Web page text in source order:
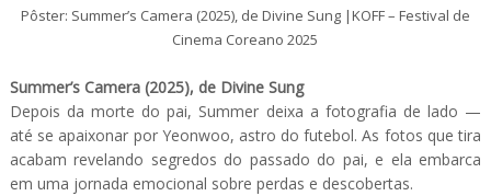
Pôster: Summer’s Camera (2025), de Divine Sung |KOFF – Festival de
Cinema Coreano 2025
Summer’s Camera (2025), de Divine Sung
Depois da morte do pai, Summer deixa a fotografia de lado —
até se apaixonar por Yeonwoo, astro do futebol. As fotos que tira
acabam revelando segredos do passado do pai, e ela embarca
em uma jornada emocional sobre perdas e descobertas.